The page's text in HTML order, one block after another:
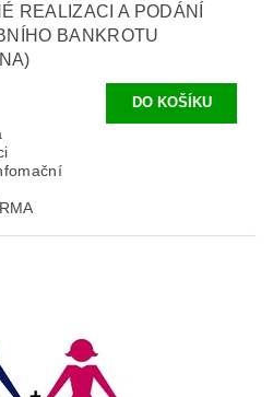
REALIZACI A PODÁNÍ
BANKROTU